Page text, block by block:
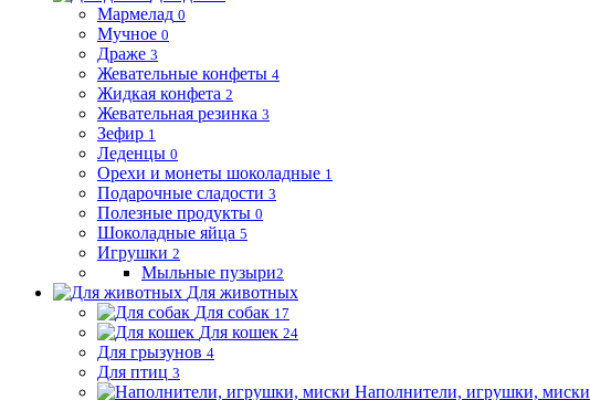
Мармелад 0
Мучное 0
Драже 3
Жевательные конфеты 4
Жидкая конфета 2
Жевательная резинка 3
Зефир 1
Леденцы 0
Орехи и монеты шоколадные 1
Подарочные сладости 3
Полезные продукты 0
Шоколадные яйца 5
Игрушки 2
Мыльные пузыри2
Для животных
Для собак 17
Для кошек 24
Для грызунов 4
Для птиц 3
Наполнители, игрушки, миски